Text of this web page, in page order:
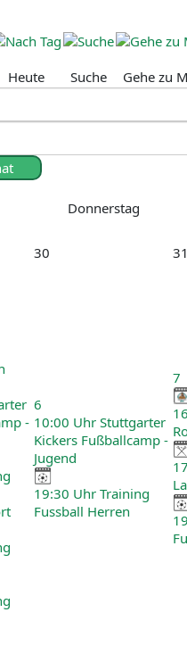
Heute Suche Gehe zu
Donnerstag
30 31
-
6
10:00 Uhr Stuttgarter
Kickers Fußballcamp -
Jugend
19:30 Uhr Training
Fussball Herren
7